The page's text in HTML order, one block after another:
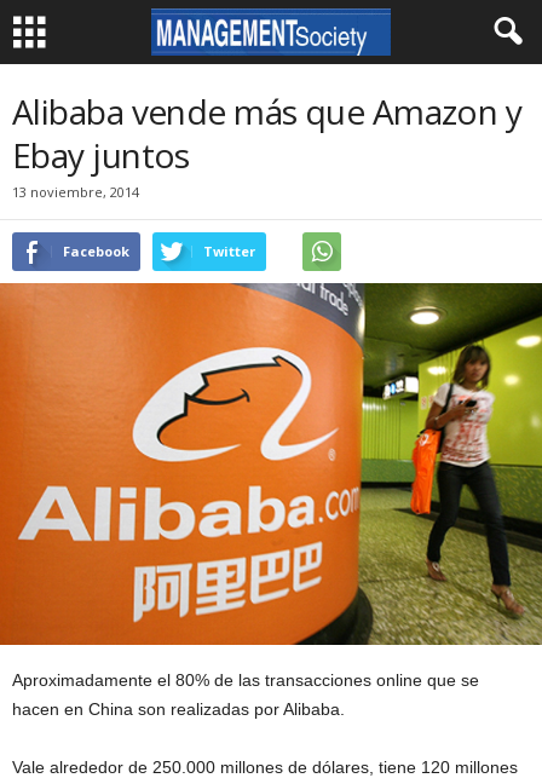
Alibaba vende más que Amazon y
Ebay juntos
13 noviembre, 2014
Facebook Twitter
Aproximadamente el 80% de las transacciones online que se
hacen en China son realizadas por Alibaba.
Vale alrededor de 250.000 millones de dólares, tiene 120 millones